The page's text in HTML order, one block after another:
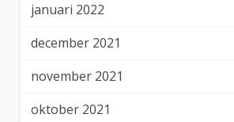
januari 2022
december 2021
november 2021
oktober 2021